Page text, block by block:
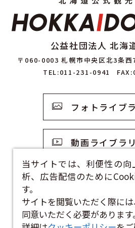
公益社団法人 北海
〒060-0003 札幌市中央区北3条
TEL:011-231-0941
フォトライブ
動画ライブラ
観光資料
お問い合わせ
当サイトでは、利便性の
析、広告配信のために
す。
サイトを閲覧いただく際に
同意いただく必要があります。